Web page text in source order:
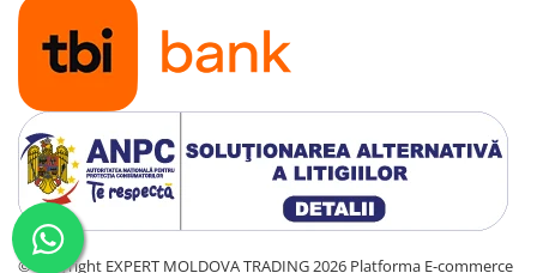
©Copyright EXPERT MOLDOVA TRADING 2026 Platforma E-commerce